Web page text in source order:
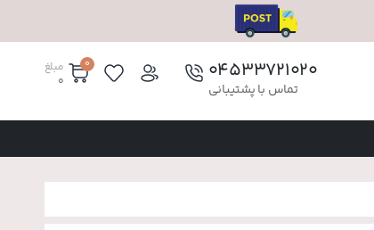
۰۴۵۳۳۷۲۱۰۲۰
تماس با پشتیبانی
مبلغ
0
0